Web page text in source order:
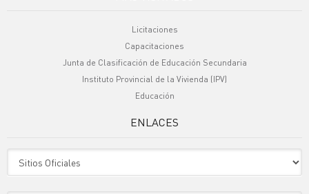
Licitaciones
Capacitaciones
Junta de Clasificación de Educación Secundaria
Instituto Provincial de la Vivienda (IPV)
Educación
ENLACES